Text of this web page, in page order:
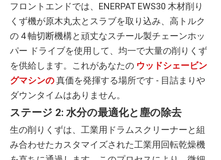
フロントエンドでは、ENERPAT EWS30 木材削り
くず機が原木丸太とスラブを取り込み、高トルク
の 4 軸切断機構と頑丈なスチール製チェーンホッ
パー ドライブを使用して、均一で大量の削りくず
を供給します。これがあなたの ウッドシェービン
グマシンの真価を発揮する場所です - 目詰まりや
ダウンタイムはありません。
ステージ 2: 水分の最適化と塵の除去
生の削りくずは、工業用ドラムスクリーナーと組
み合わせたカスタマイズされた工業用回転乾燥機